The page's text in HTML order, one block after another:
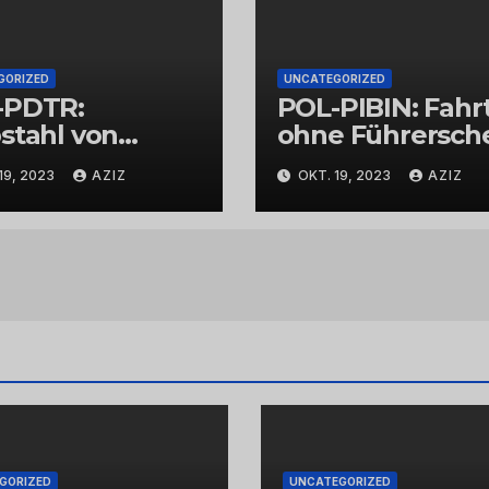
von
2023 AZIZ
UNCATEGORIZED
POL-PIBIN:
ohne
und unter
von Drogen
OKT. 19, 2023 AZIZ
UNCATEGORIZED